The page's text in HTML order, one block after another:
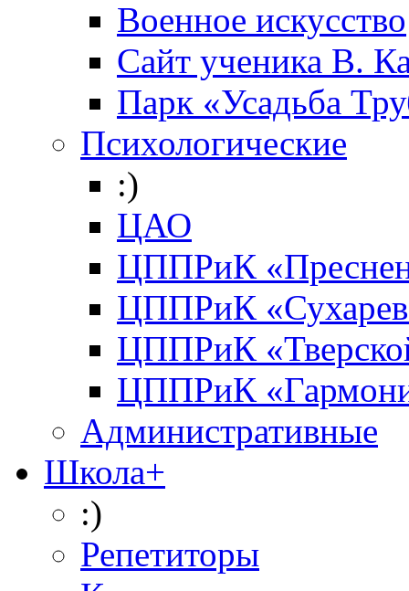
Военное искусство
Cайт ученика В.
Парк «Усадьба
Психологические
:)
ЦАО
ЦППРиК
ЦППРиК
ЦППРиК
ЦППРиК
Административные
Школа+
:)
Репетиторы